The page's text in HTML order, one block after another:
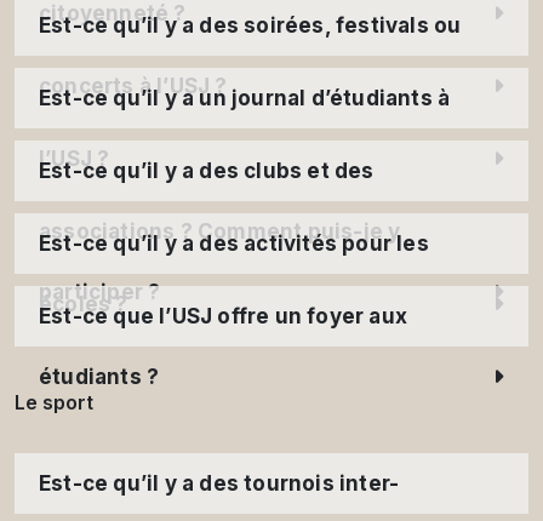
citoyenneté ?
Est-ce qu’il y a des soirées, festivals ou
concerts à l’USJ ?
Est-ce qu’il y a un journal d’étudiants à
l’USJ ?
Est-ce qu’il y a des clubs et des
associations ? Comment puis-je y
participer ?
Est-ce qu’il y a des activités pour les
écoles ?
Est-ce que l’USJ offre un foyer aux
étudiants ?
Le sport
Est-ce qu’il y a des tournois inter-